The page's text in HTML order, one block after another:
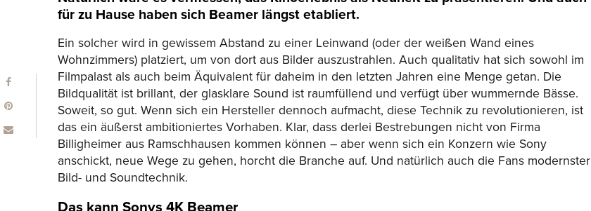
für zu Hause haben sich Beamer längst etabliert.
Ein solcher wird in gewissem Abstand zu einer Leinwand (oder der weißen Wand eines
Wohnzimmers) platziert, um von dort aus Bilder auszustrahlen. Auch qualitativ hat sich sowohl im
Filmpalast als auch beim Äquivalent für daheim in den letzten Jahren eine Menge getan. Die
Bildqualität ist brillant, der glasklare Sound ist raumfüllend und verfügt über wummernde Bässe.
Soweit, so gut. Wenn sich ein Hersteller dennoch aufmacht, diese Technik zu revolutionieren, ist
das ein äußerst ambitioniertes Vorhaben. Klar, dass derlei Bestrebungen nicht von Firma
Billigheimer aus Ramschhausen kommen können – aber wenn sich ein Konzern wie Sony
anschickt, neue Wege zu gehen, horcht die Branche auf. Und natürlich auch die Fans modernster
Bild- und Soundtechnik.
Das kann Sonys 4K Beamer